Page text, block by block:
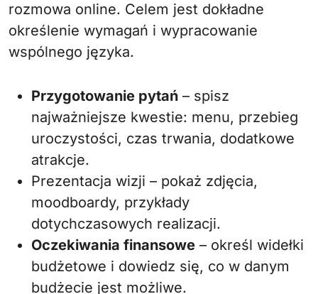
rozmowa online. Celem jest dokładne
określenie wymagań i wypracowanie
wspólnego języka.
Przygotowanie pytań – spisz
najważniejsze kwestie: menu, przebieg
uroczystości, czas trwania, dodatkowe
atrakcje.
Prezentacja wizji – pokaż zdjęcia,
moodboardy, przykłady
dotychczasowych realizacji.
Oczekiwania finansowe – określ widełki
budżetowe i dowiedz się, co w danym
budżecie jest możliwe.